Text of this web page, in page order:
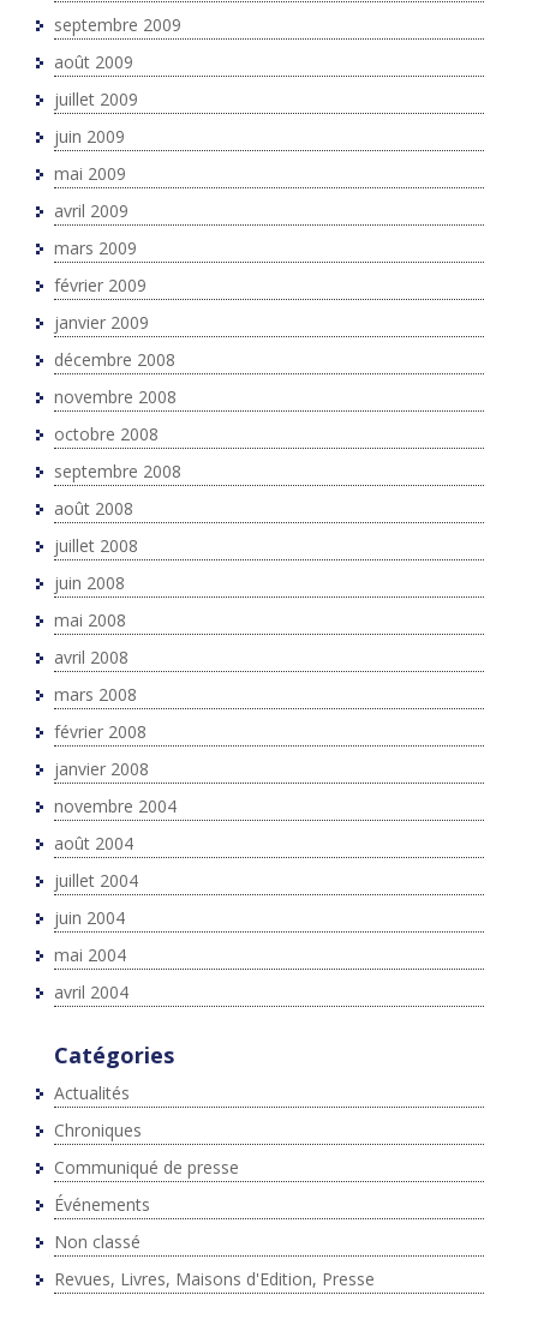
septembre 2009
août 2009
juillet 2009
juin 2009
mai 2009
avril 2009
mars 2009
février 2009
janvier 2009
décembre 2008
novembre 2008
octobre 2008
septembre 2008
août 2008
juillet 2008
juin 2008
mai 2008
avril 2008
mars 2008
février 2008
janvier 2008
novembre 2004
août 2004
juillet 2004
juin 2004
mai 2004
avril 2004
Catégories
Actualités
Chroniques
Communiqué de presse
Événements
Non classé
Revues, Livres, Maisons d'Edition, Presse